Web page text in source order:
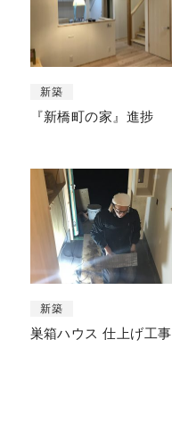
新築
『新橋町の家』進捗
新築
巣箱ハウス 仕上げ工事